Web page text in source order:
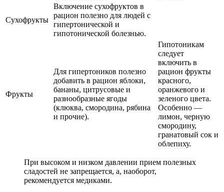
Сухофрукты
Включение сухофруктов в
рацион полезно для людей с
гипертонической и
гипотонической болезнью.
Фрукты
Для гипертоников полезно
добавить в рацион яблоки,
бананы, цитрусовые и
разнообразные ягоды
(клюква, смородина, рябина
и прочие).
Гипотоникам
следует
включить в
рацион фрукты
красного,
оранжевого и
зеленого цвета.
Особенно —
лимон, черную
смородину,
гранатовый сок и
облепиху.
При высоком и низком давлении прием полезных
сладостей не запрещается, а, наоборот,
рекомендуется медиками.